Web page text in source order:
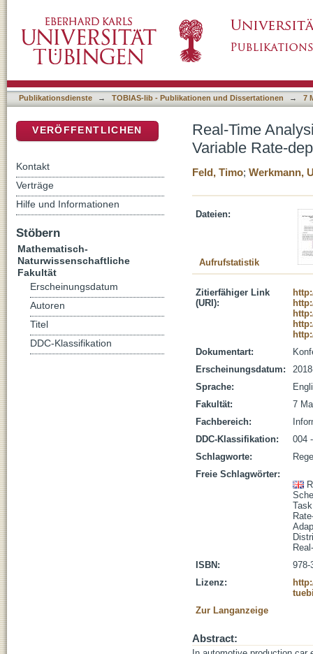
Publikationsdienste → TOBIAS-lib - Publikationen und Dissertationen → 7
Real-Time
Variable Rate-
Feld, Timo; Werkmann,
Dateien:
Aufrufstatistik
Zitierfähiger Link
(URI):
Dokumentart:
Erscheinungsdatum:
Sprache:
Fakultät:
7
Fachbereich:
DDC-Klassifikation:
004
Schlagworte:
Freie Schlagwörter:
ISBN:
978-
Lizenz:
Zur Langanzeige
Abstract:
VERÖFFENTLICHEN
Kontakt
Verträge
Hilfe und Informationen
Stöbern
Mathematisch-
Naturwissenschaftliche
Fakultät
Erscheinungsdatum
Autoren
Titel
DDC-Klassifikation